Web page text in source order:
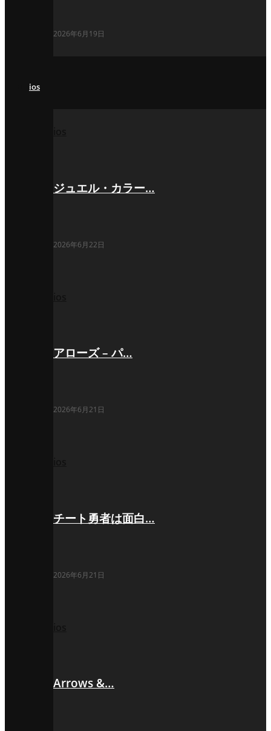
2026年6月19日
ios
ジュエル・カラー…
2026年6月22日
アローズ – パ…
2026年6月21日
チート勇者は面白…
2026年6月21日
Arrows &…